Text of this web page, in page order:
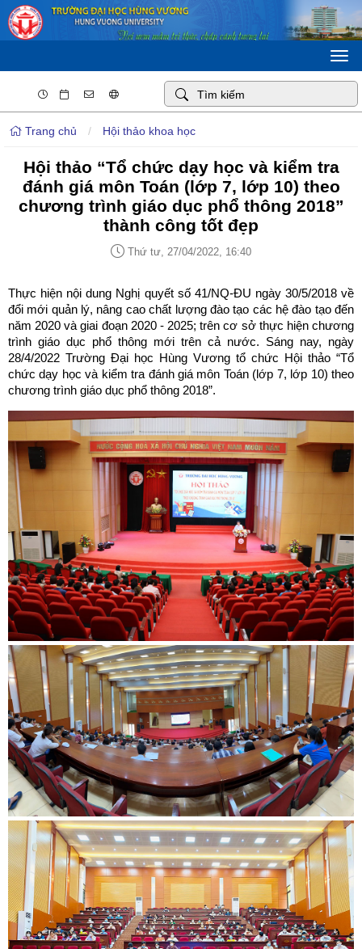
Trang chủ / Hội thảo khoa học
Hội thảo “Tổ chức dạy học và kiểm tra
đánh giá môn Toán (lớp 7, lớp 10) theo
chương trình giáo dục phổ thông 2018”
thành công tốt đẹp
Thứ tư, 27/04/2022, 16:40
Thực hiện nội dung Nghị quyết số 41/NQ-ĐU ngày 30/5/2018 về
đổi mới quản lý, nâng cao chất lượng đào tạo các hệ đào tạo đến
năm 2020 và giai đoạn 2020 - 2025; trên cơ sở thực hiện chương
trình giáo dục phổ thông mới trên cả nước. Sáng nay, ngày
28/4/2022 Trường Đại học Hùng Vương tổ chức Hội thảo “Tổ
chức dạy học và kiểm tra đánh giá môn Toán (lớp 7, lớp 10) theo
chương trình giáo dục phổ thông 2018”.